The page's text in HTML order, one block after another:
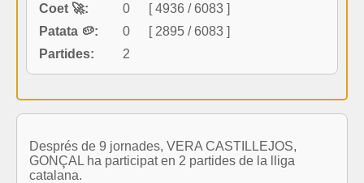
Coet 🚀:
0
[ 4936 / 6083 ]
Patata 🥔:
0
[ 2895 / 6083 ]
Partides:
2
Després de 9 jornades, VERA CASTILLEJOS,
GONÇAL ha participat en 2 partides de la lliga
catalana.